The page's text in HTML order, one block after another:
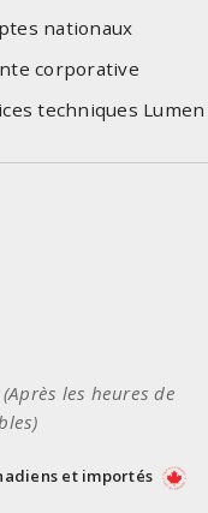
nationaux
corporative
techniques Lumen
(Après les heures de
et importés